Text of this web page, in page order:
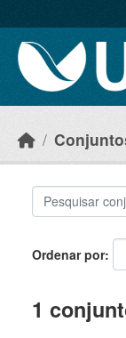
Ordenar por
1